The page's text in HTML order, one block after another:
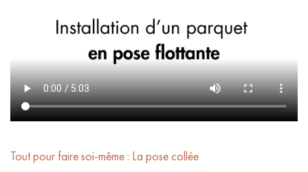
Tout pour faire soi-même : La pose collée